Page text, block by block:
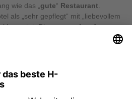
wie das „gute“ Restaurant.
als „sehr gepflegt“ mit „liebevollem
bewertet. Die „angenehme“
Geschäftsreisende finden, dass
beitrage. Viele waren mit ihrem
zufrieden“.